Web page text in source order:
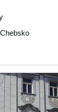
Chebsko